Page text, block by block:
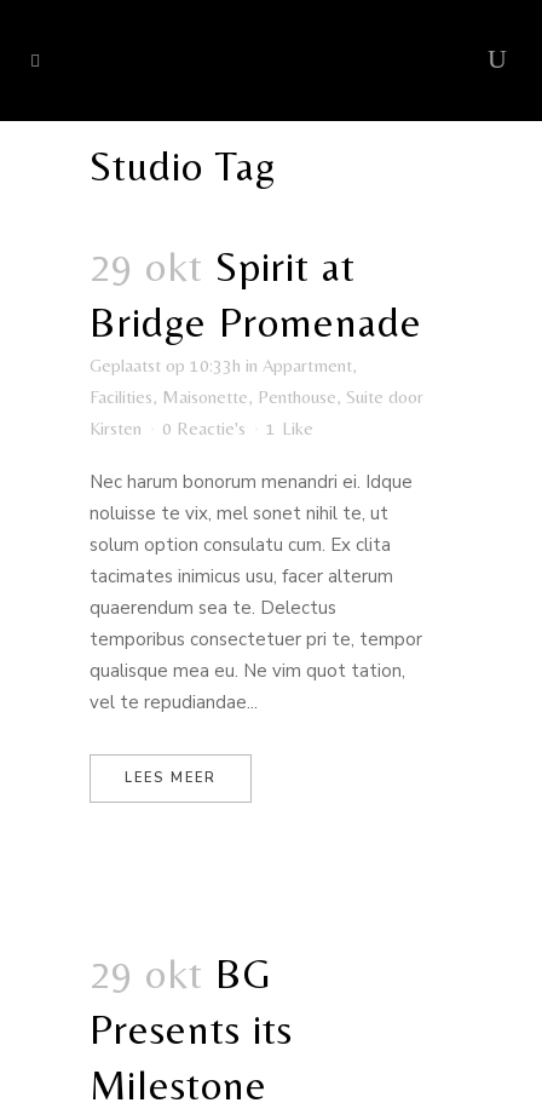
Studio Tag
29 okt Spirit at
Bridge Promenade
Geplaatst op 10:33h in Appartment,
Facilities, Maisonette, Penthouse, Suite door
Kirsten
0 Reactie's 1 Like
Nec harum bonorum menandri ei. Idque
noluisse te vix, mel sonet nihil te, ut
solum option consulatu cum. Ex clita
tacimates inimicus usu, facer alterum
quaerendum sea te. Delectus
temporibus consectetuer pri te, tempor
qualisque mea eu. Ne vim quot tation,
vel te repudiandae...
LEES MEER
29 okt BG
Presents its
Milestone